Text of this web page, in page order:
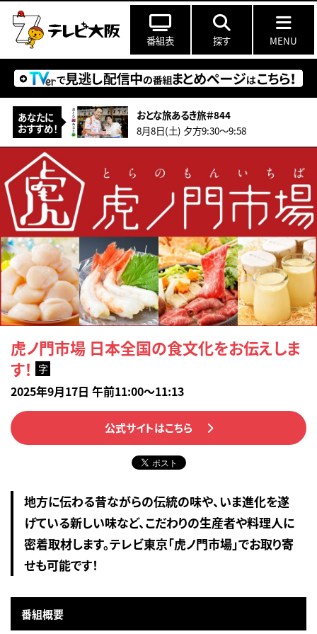
番組表 探す MENU
あなたに
おすすめ！
おとな旅あるき旅＃844
8月8日(土) 夕方9:30〜9:58
虎ノ門市場 日本全国の食文化をお伝えしま
す！
字
2025年9月17日 午前11:00～11:13
公式サイトはこちら
地方に伝わる昔ながらの伝統の味や、いま進化を遂
げている新しい味など、こだわりの生産者や料理人に
密着取材します。テレビ東京「虎ノ門市場」でお取り寄
せも可能です！
番組概要